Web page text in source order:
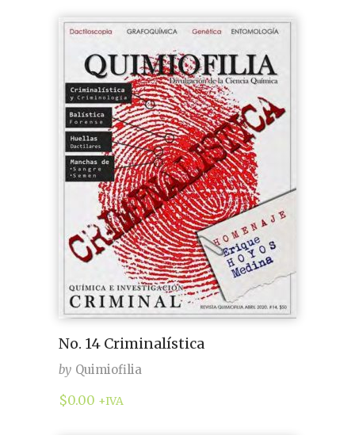
No. 14 Criminalística
by Quimiofilia
$0.00 +IVA